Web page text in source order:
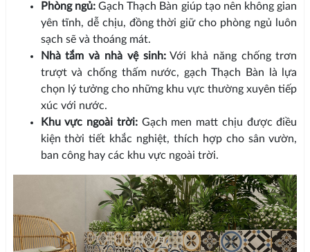
Phòng ngủ:Gạch Thạch Bàn giúp tạo nên không gian
yên tĩnh, dễ chịu, đồng thời giữ cho phòng ngủ luôn
sạch sẽ và thoáng mát.
Nhà tắm và nhà vệ sinh:Với khả năng chống trơn
trượt và chống thấm nước, gạch Thạch Bàn là lựa
chọn lý tưởng cho những khu vực thường xuyên tiếp
xúc với nước.
Khu vực ngoài trời:Gạch men matt chịu được điều
kiện thời tiết khắc nghiệt, thích hợp cho sân vườn,
ban công hay các khu vực ngoài trời.